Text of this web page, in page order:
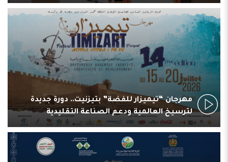
مهرجان “تيميزار للفضة” بتيزنيت.. دورة جديدة
لترسيخ العالمية ودعم الصناعة التقليدية